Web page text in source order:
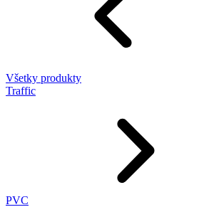
Všetky produkty
Traffic
PVC